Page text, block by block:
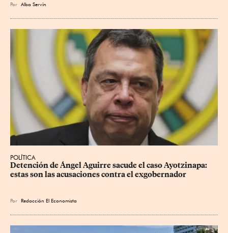
Por Alba Servín
POLÍTICA
Detención de Ángel Aguirre sacude el caso Ayotzinapa:
estas son las acusaciones contra el exgobernador
Por Redacción El Economista